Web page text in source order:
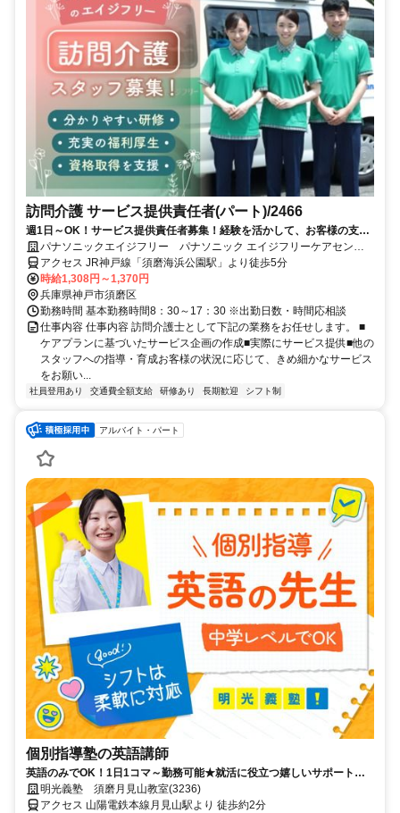
訪問介護 サービス提供責任者(パート)/2466
週1日～OK！サービス提供責任者募集！経験を活かして、お客様の支え
になりませんか？日勤のお仕事です。ブランクのある方もお気軽にご応
募ください！
パナソニックエイジフリー パナソニック エイジフリーケアセンタ
ー神戸・訪問介護
アクセス JR神戸線「須磨海浜公園駅」より徒歩5分
時給1,308円～1,370円
兵庫県神戸市須磨区
勤務時間 基本勤務時間8：30～17：30 ※出勤日数・時間応相談
仕事内容 仕事内容 訪問介護士として下記の業務をお任せします。 ■
ケアプランに基づいたサービス企画の作成■実際にサービス提供■他の
スタッフへの指導・育成お客様の状況に応じて、きめ細かなサービス
をお願い...
社員登用あり 交通費全額支給 研修あり 長期歓迎 シフト制
アルバイト・パート
個別指導塾の英語講師
英語のみでOK！1日1コマ～勤務可能★就活に役立つ嬉しいサポートも
◎ミドル・シニアも活躍中
明光義塾 須磨月見山教室(3236)
アクセス 山陽電鉄本線月見山駅より 徒歩約2分